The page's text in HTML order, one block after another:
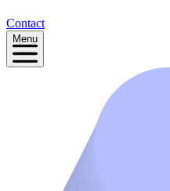
Contact
Menu